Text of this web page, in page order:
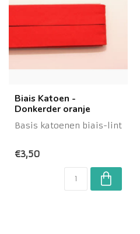
Biais Katoen -
Donkerder oranje
Basis katoenen biais-lint
€3,50